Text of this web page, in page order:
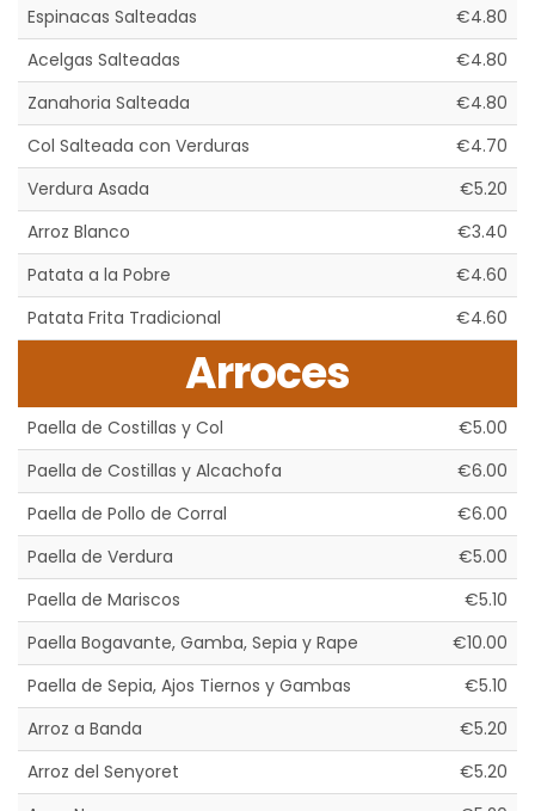
Espinacas Salteadas
€4.80
Acelgas Salteadas
€4.80
Zanahoria Salteada
€4.80
Col Salteada con Verduras
€4.70
Verdura Asada
€5.20
Arroz Blanco
€3.40
Patata a la Pobre
€4.60
Patata Frita Tradicional
€4.60
Arroces
Paella de Costillas y Col
€5.00
Paella de Costillas y Alcachofa
€6.00
Paella de Pollo de Corral
€6.00
Paella de Verdura
€5.00
Paella de Mariscos
€5.10
Paella Bogavante, Gamba, Sepia y Rape
€10.00
Paella de Sepia, Ajos Tiernos y Gambas
€5.10
Arroz a Banda
€5.20
Arroz del Senyoret
€5.20